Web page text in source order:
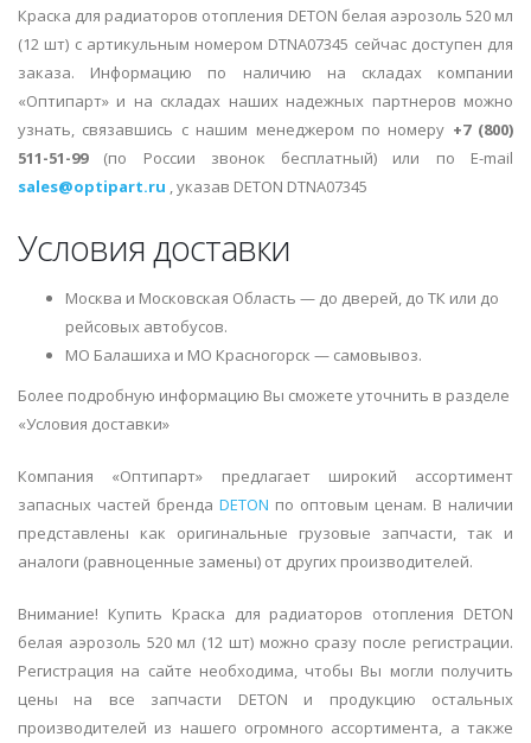
Краска для радиаторов отопления DETON белая аэрозоль 520 мл
(12 шт) с артикульным номером DTNA07345 сейчас доступен для
заказа. Информацию по наличию на складах компании
«Оптипарт» и на складах наших надежных партнеров можно
узнать, связавшись с нашим менеджером по номеру +7 (800)
511-51-99(по России звонок бесплатный) или по E-mail
sales@optipart.ru , указав DETON DTNA07345
Условия доставки
Москва и Московская Область — до дверей, до ТК или до
рейсовых автобусов.
МО Балашиха и МО Красногорск — самовывоз.
Более подробную информацию Вы сможете уточнить в разделе
«Условия доставки»
Компания «Оптипарт» предлагает широкий ассортимент
запасных частей бренда DETON по оптовым ценам. В наличии
представлены как оригинальные грузовые запчасти, так и
аналоги (равноценные замены) от других производителей.
Внимание! Купить Краска для радиаторов отопления DETON
белая аэрозоль 520 мл (12 шт) можно сразу после регистрации.
Регистрация на сайте необходима, чтобы Вы могли получить
цены на все запчасти DETON и продукцию остальных
производителей из нашего огромного ассортимента, а также